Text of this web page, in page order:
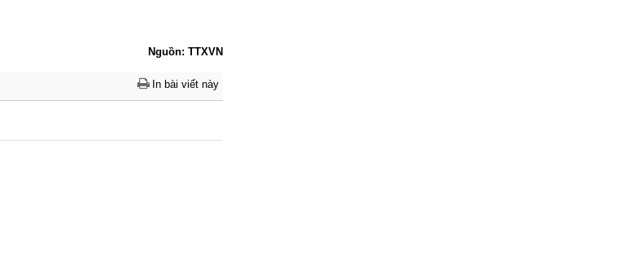
Nguồn: TTXVN
In bài viết này